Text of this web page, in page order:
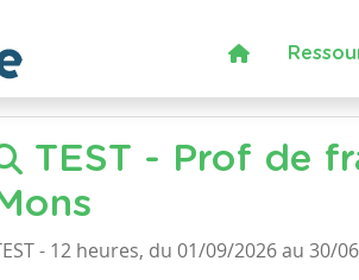
TEST - Prof de
- 12 heures, du 01/09/2026 au 30/